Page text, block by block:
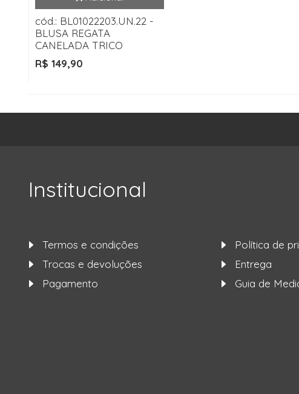
cód.: BL01022203.UN.22 -
BLUSA REGATA
CANELADA TRICO
R$ 149,90
Institucional
Termos e condições
Política de
Trocas e devoluções
Entrega
Pagamento
Guia de